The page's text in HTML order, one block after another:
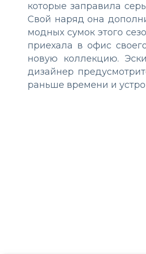
которые заправила
Свой наряд она
модных сумок этого
приехала в офис
новую коллекцию.
дизайнер
раньше времени и